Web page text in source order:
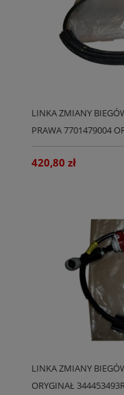
LINKA ZMIANY
PRAWA 7701479004
420,80 zł
LINKA ZMIANY
ORYGINAŁ